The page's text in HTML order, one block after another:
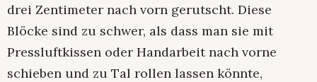
drei Zentimeter nach vorn gerutscht. Diese
Blöcke sind zu schwer, als dass man sie mit
Pressluftkissen oder Handarbeit nach vorne
schieben und zu Tal rollen lassen könnte,